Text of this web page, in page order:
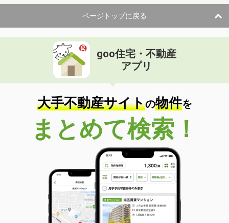
ページトップに戻る
goo住宅・不動産
アプリ
大手不動産サイトの物件を
まとめて検索！